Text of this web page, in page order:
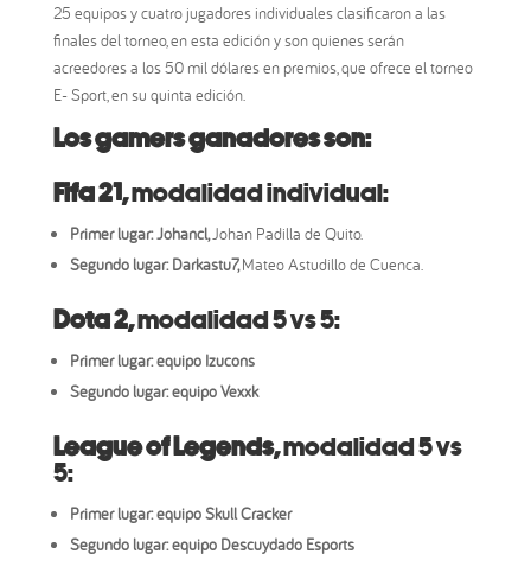
25 equipos y cuatro jugadores individuales clasificaron a las
finales del torneo, en esta edición y son quienes serán
acreedores a los 50 mil dólares en premios, que ofrece el torneo
E- Sport, en su quinta edición.
Los gamers ganadores son:
Fifa 21,modalidad individual:
Primer lugar: Johancl,Johan Padilla de Quito.
Segundo lugar: Darkastu7,Mateo Astudillo de Cuenca.
Dota 2,modalidad 5 vs 5:
Primer lugar:equipo Izucons
Segundo lugar:equipoVexxk
League of Legends,modalidad 5 vs
5:
Primer lugar:equipo Skull Cracker
Segundo lugar:equipo Descuydado Esports